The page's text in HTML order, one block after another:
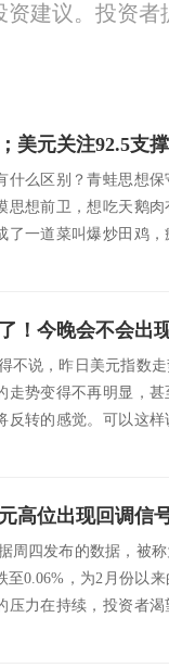
建议。投资
美元关注92.5支
什么区别？青蛙思想
思想前卫，想吃天鹅
了一道菜叫爆炒田鸡
！今晚会不会出
不说，昨日美元指数
走势变得不再明显，
反转的感觉。可以这
高位出现回调信
周四发布的数据，被
至0.06%，为2月份以
压力在持续，投资者